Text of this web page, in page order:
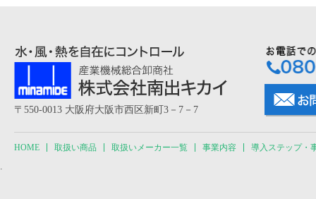
〒550-0013 大阪府大阪市西区新町3－7－7
HOME 取扱い商品 取扱いメーカー一覧 事業内容 導入ステップ・
.